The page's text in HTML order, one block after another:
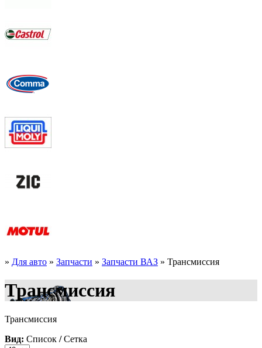
» Для авто » Запчасти » Запчасти ВАЗ » Трансмиссия
Трансмиссия
Трансмиссия
Вид: Список / Сетка